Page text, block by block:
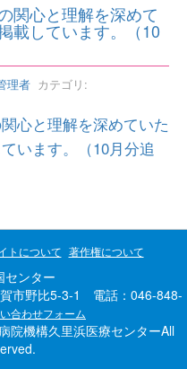
関心と理解を深めて
載しています。（10
理者 カテゴリ:
心と理解を深めていた
います。（10月分追
トについて 著作権について
センター
市野比5-3-1 電話：046-848-
合わせフォーム
院機構久里浜医療センターAll